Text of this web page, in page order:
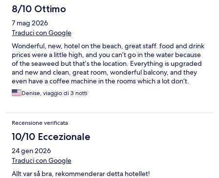
8/10 Ottimo
7 mag 2026
Traduci con Google
Wonderful, new, hotel on the beach, great staff. food and drink
prices were a little high, and you can’t go in the water because
of the seaweed but that’s the location. Everything is upgraded
and new and clean, great room, wonderful balcony, and they
even have a coffee machine in the rooms which a lot don’t.
Denise, viaggio di 3 notti
Recensione verificata
10/10 Eccezionale
24 gen 2026
Traduci con Google
Allt var så bra, rekommenderar detta hotellet!